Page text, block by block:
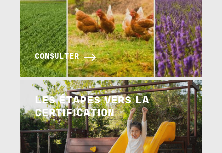
CONSULTER
Image
LES ÉTAPES VERS LA
CERTIFICATION